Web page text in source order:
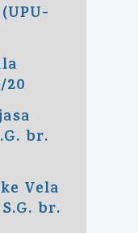
20
br.
Vela
br.